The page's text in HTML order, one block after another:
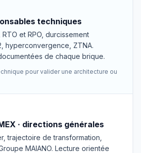
techniques
et RPO, durcissement
hyperconvergence, ZTNA.
de chaque brique.
pour valider une architecture ou
· directions générales
trajectoire de transformation,
MAIANO. Lecture orientée